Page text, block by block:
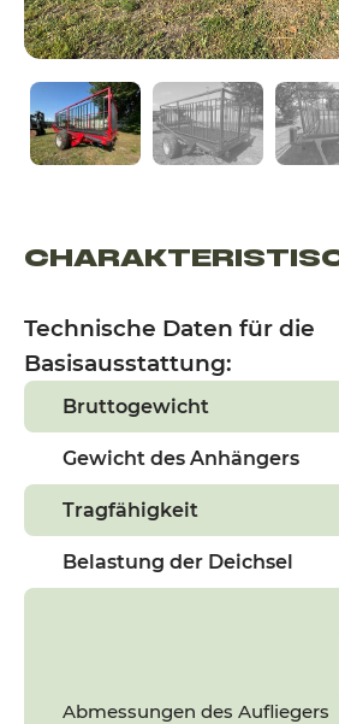
Technische Daten für die
Basisausstattung:
Bruttogewicht
Gewicht des Anhängers
Tragfähigkeit
Belastung der Deichsel
Abmessungen des Aufliegers